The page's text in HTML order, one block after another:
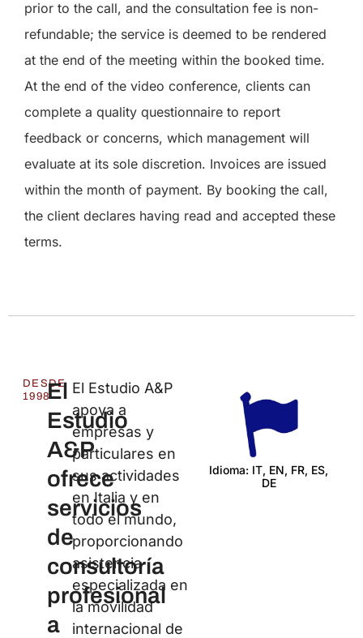
prior to the call, and the consultation fee is non-
refundable; the service is deemed to be rendered
at the end of the meeting within the booked time.
At the end of the video conference, clients can
complete a quality questionnaire to report
feedback or concerns, which management will
evaluate at its sole discretion. Invoices are issued
within the month of payment. By booking the call,
the client declares having read and accepted these
terms.
DESDE
1998El
Estudio
A&P
ofrece
servicios
de
consultoría
profesional
a
El Estudio A&P
apoya a
empresas y
particulares en
sus actividades
en Italia y en
todo el mundo,
proporcionando
asistencia
especializada en
la movilidad
internacional de
Idioma: IT, EN, FR, ES,
DE